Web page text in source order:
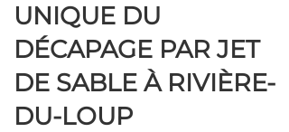
UNIQUE DU
DÉCAPAGE PAR JET
DE SABLE À RIVIÈRE-
DU-LOUP